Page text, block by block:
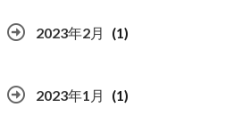
2023年2月 (1)
2023年1月 (1)